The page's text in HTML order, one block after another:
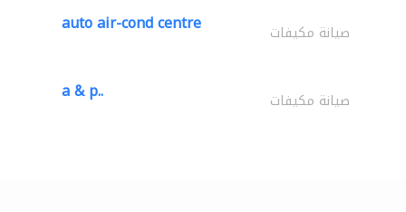
auto air-cond centre صيانة مكيفات
a & p.. صيانة مكيفات